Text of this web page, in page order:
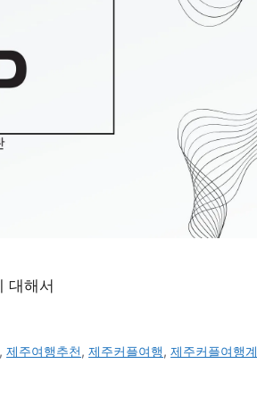
대해서
,제주여행추천,제주커플여행,제주커플여행계